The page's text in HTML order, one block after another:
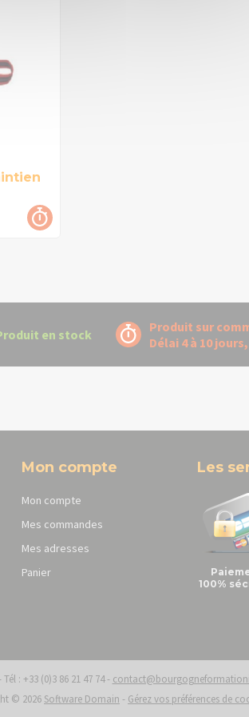
en stock
Produit sur
Délai 4 à 10
Mon compte
Mon compte
Mes commandes
Mes adresses
Panier
Les
100%
: +33 (0)3 86 21 47 74 -
© 2026 Software Domain - Gérez vos préférences de